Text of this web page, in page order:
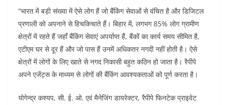
“भारत में बड़ी संख्या में ऐसे लोग हैं जो बैंकिंग सेवाओं से वंचित है और डिजिटल
प्रणाली को अपनाने से हिचकिचाते हैं। बिहार में, लगभग 85% लोग ग्रामीण
क्षेत्रों में रहते हैं जहाँ बैंकिंग सेवाएं अपर्याप्त हैं, बैंकों का कार्य समय सीमित है,
एटीएम घर से दूर हैं और जो पास हैं उनमें अधिकतर नगदी नहीं होती है। ऐसे
क्षेत्रों में लोगों के लिए खाते से नगद निकासी बहुत कठिन हो जाता है। रैपीपे
अपने एजेंट्स के माध्यम से लोगों की बैंकिंग आवश्यकताओं को पूर्ण करता है।
योगेन्द्र कश्यप, सी. ई. ओ. एवं मैनेजिंग डायरेक्टर, रैपीपे फिनटेक प्राइवेट